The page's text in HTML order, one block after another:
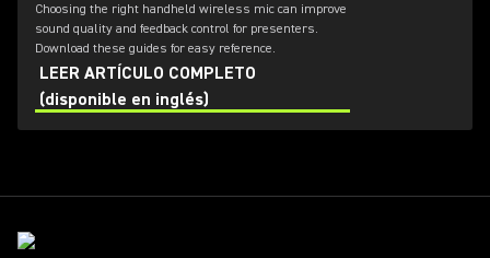
Choosing the right handheld wireless mic can improve
sound quality and feedback control for presenters.
Download these guides for easy reference.
LEER ARTÍCULO COMPLETO
(disponible en inglés)